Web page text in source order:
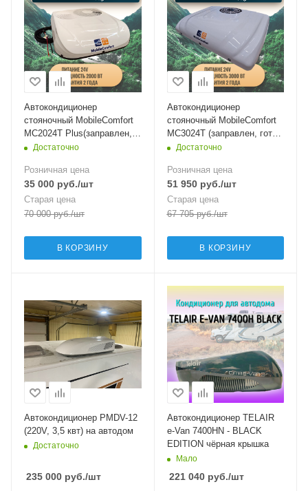
Автокондиционер
стояночный MobileComfort
MC2024T Plus(заправлен,
готов к установке)
Достаточно
Розничная цена
35 000 руб./шт
Старая цена
70 000руб./шт
В КОРЗИНУ
Автокондиционер
стояночный MobileComfort
MC3024T (заправлен, готов
к установке)
Достаточно
Розничная цена
51 950руб./шт
Старая цена
67 705руб./шт
В КОРЗИНУ
Автокондиционер PMDV-12
(220V, 3,5 квт) на автодом
Достаточно
235 000 руб./шт
Автокондиционер TELAIR
e-Van 7400HN - BLACK
EDITION чёрная крышка
Мало
221 040руб./шт